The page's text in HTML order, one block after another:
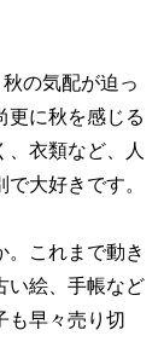
の気配が迫っ
更に秋を感じる
、衣類など、人
大好きです。
。これまで動き
い絵、手帳など
も早々売り切